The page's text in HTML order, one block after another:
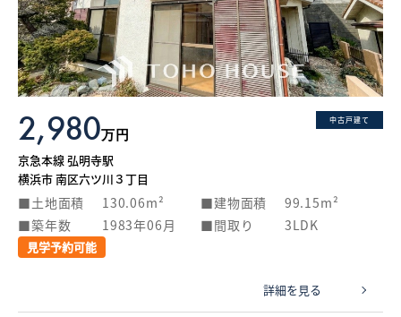
中古戸建て
2,980万円
京急本線 弘明寺駅
横浜市 南区六ツ川３丁目
土地面積 130.06m² 建物面積
99.15m²
築年数
1983年06月 間取り 3LDK
見学予約可能
詳細を見る